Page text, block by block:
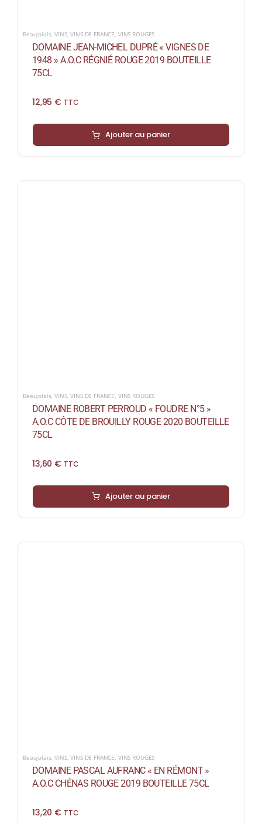
Beaujolais,VINS,VINS DE FRANCE, VINS ROUGES
DOMAINE JEAN-MICHEL DUPRÉ « VIGNES DE
1948 » A.O.C RÉGNIÉ ROUGE 2019 BOUTEILLE
75CL
12,95 € TTC
Ajouter au panier
Beaujolais,VINS,VINS DE FRANCE, VINS ROUGES
DOMAINE ROBERT PERROUD « FOUDRE N°5 »
A.O.C CÔTE DE BROUILLY ROUGE 2020 BOUTEILLE
75CL
13,60 € TTC
Ajouter au panier
Beaujolais ,VINS,VINS DE FRANCE VINS ROUGES
DOMAINE PASCAL AUFRANC « EN RÉMONT »
A.O.C CHÉNAS ROUGE 2019 BOUTEILLE 75CL
13,20 € TTC